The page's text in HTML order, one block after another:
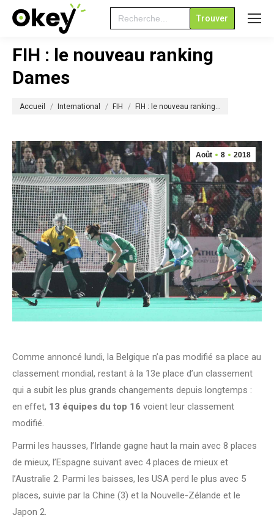
Search
for:
FIH : le nouveau ranking
Dames
Accueil International FIH FIH : le nouveau ranking…
Août 8 2018
Comme annoncé lundi, la Belgique n’a pas modifié sa place au
classement mondial, restant à la 13e place d’un classement
qui a subit les plus grands changements depuis longtemps :
en effet, 13 équipes du top 16 voient leur classement
modifié.
Parmi les hausses, l’Irlande gagne haut la main avec 8 places
de mieux, l’Espagne suivant avec 4 places de mieux et
l’Australie 2. Parmi les baisses, les USA perd le plus avec 5
places, suivie par la Chine (3) et la Nouvelle-Zélande et le
Japon 2.